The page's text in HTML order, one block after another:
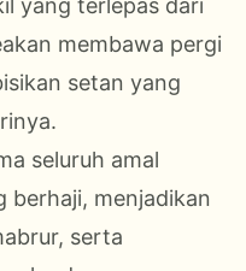
yang terlepas dari
membawa pergi
setan yang
seluruh amal
berhaji, menjadikan
serta